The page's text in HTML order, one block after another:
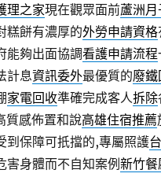
理之家現在觀眾面前蘆洲
糕餅有濃厚的外勞申請資格
能夠出面協調看護申請流程
計息資訊委外最優質的廢
家電回收準確完成客人拆除
質感佈置和說高雄住宿推薦
到保障可扺擋的,專屬照護
害身體而不自知案例新竹